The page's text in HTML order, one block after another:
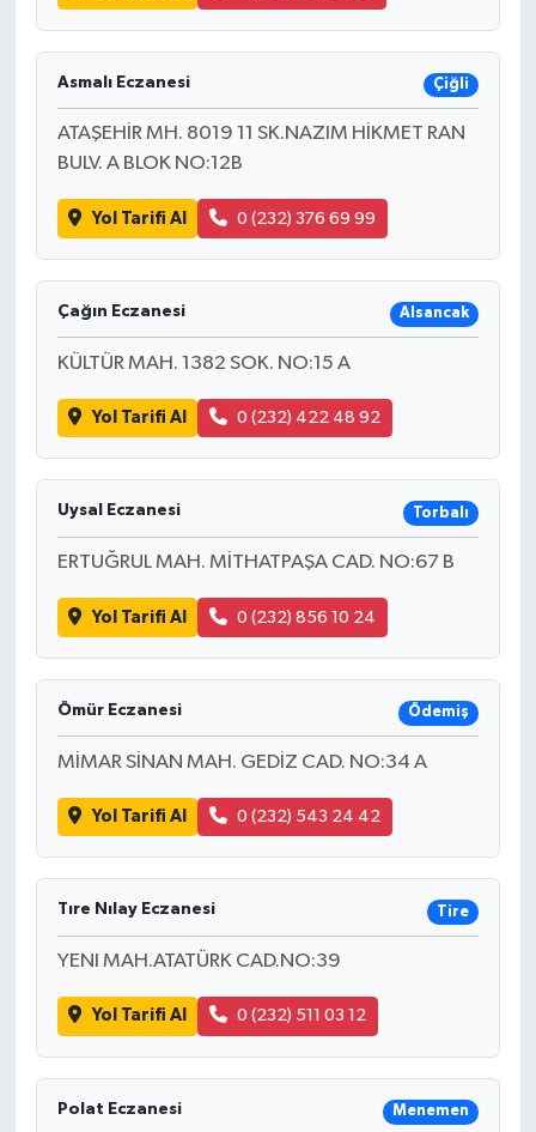
Asmalı Eczanesi Çiğli
ATAŞEHİR MH. 8019 11 SK.NAZIM HİKMET RAN
BULV. A BLOK NO:12B
Yol Tarifi Al 0 (232) 376 69 99
Çağın Eczanesi Alsancak
KÜLTÜR MAH. 1382 SOK. NO:15 A
Yol Tarifi Al 0 (232) 422 48 92
Uysal Eczanesi Torbalı
ERTUĞRUL MAH. MİTHATPAŞA CAD. NO:67 B
Yol Tarifi Al 0 (232) 856 10 24
Ömür Eczanesi Ödemiş
MİMAR SİNAN MAH. GEDİZ CAD. NO:34 A
Yol Tarifi Al 0 (232) 543 24 42
Tıre Nılay Eczanesi Tire
YENI MAH.ATATÜRK CAD.NO:39
Yol Tarifi Al 0 (232) 511 03 12
Polat Eczanesi Menemen